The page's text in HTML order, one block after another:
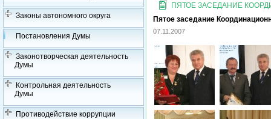
Законы автономного округа
Постановления Думы
Законотворческая деятельность
Думы
Контрольная деятельность
Думы
Противодействие коррупции
ПЯТОЕ ЗАСЕДАНИЕ
Пятое заседание
07.11.2007